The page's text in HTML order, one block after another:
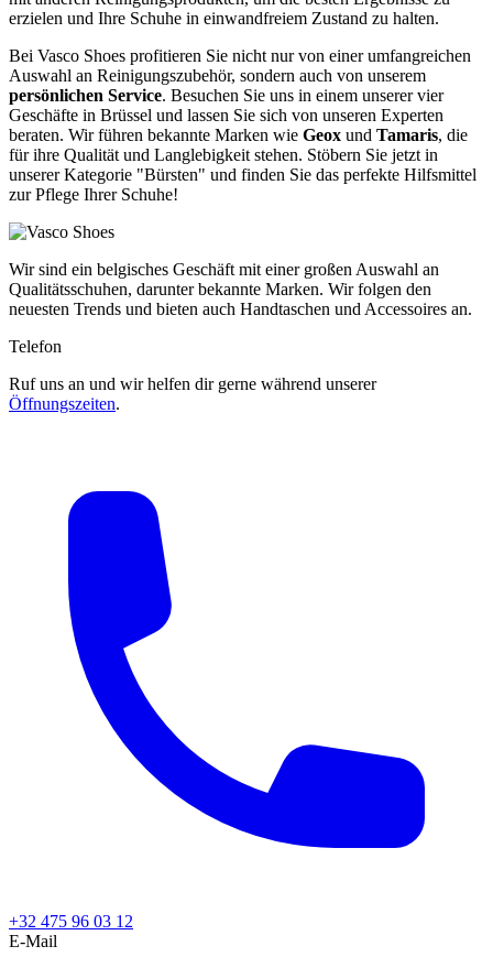
erzielen und Ihre Schuhe in einwandfreiem Zustand zu halten.
Bei Vasco Shoes profitieren Sie nicht nur von einer umfangreichen
Auswahl an Reinigungszubehör, sondern auch von unserem
persönlichen Service. Besuchen Sie uns in einem unserer vier
Geschäfte in Brüssel und lassen Sie sich von unseren Experten
beraten. Wir führen bekannte Marken wie Geox und Tamaris, die
für ihre Qualität und Langlebigkeit stehen. Stöbern Sie jetzt in
unserer Kategorie "Bürsten" und finden Sie das perfekte Hilfsmittel
zur Pflege Ihrer Schuhe!
Wir sind ein belgisches Geschäft mit einer großen Auswahl an
Qualitätsschuhen, darunter bekannte Marken. Wir folgen den
neuesten Trends und bieten auch Handtaschen und Accessoires an.
Telefon
Ruf uns an und wir helfen dir gerne während unserer
Öffnungszeiten.
+32 475 96 03 12
E-Mail